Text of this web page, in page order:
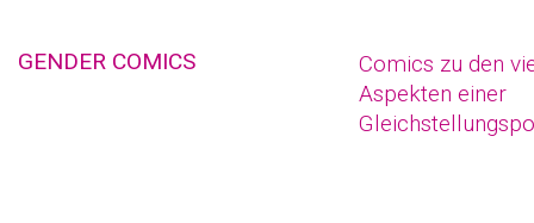
GENDER COMICS
Comics zu den
Aspekten einer